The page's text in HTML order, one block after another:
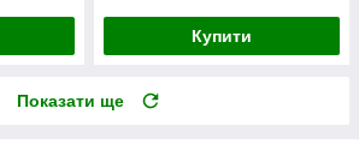
Купити
Показати ще